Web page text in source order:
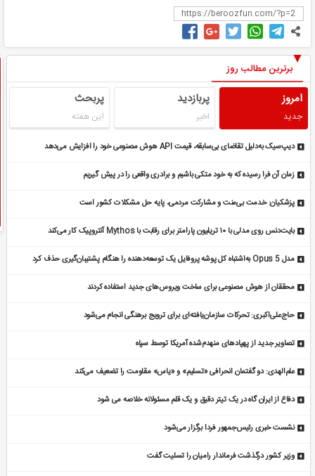
برترین مطالب روز
امروز
جدید
پربازدید
اخیر
پربحث
این هفته
دیپ‌سیک به‌دلیل تقاضای بی‌سابقه، قیمت API هوش مصنوعی خود را افزایش می‌دهد
زمان آن فرا رسیده که به خود متکی باشیم و برادری واقعی را در پیش گیریم
پزشکیان: خدمت بی‌منت و مشارکت مردمی، پایه حل مشکلات کشور است
بایت‌دنس روی مدلی با ۱۰ تریلیون پارامتر برای رقابت با Mythos آنتروپیک کار می‌کند
مدل Opus 5 به‌اشتباه کل پوشه پروفایل یک توسعه‌دهنده را هنگام پشتیبان‌گیری حذف کرد
محققان از هوش مصنوعی برای ساخت ویروس‌های جدید استفاده کردند
حاج‌علی‌اکبری: تحرکات سازمان‌یافته‌ای برای ترویج برهنگی انجام می‌شود
تصاویر جدید از پهپادهای منهدم‌شده آمریکا توسط سپاه
علم‌الهدی: دو گفتمان انحرافی «تسلیم» و «یاس» مقاومت را تضعیف می‌کند
دفاع از ایران گاه در یک تیتر دقیق و یک قلم مسئولانه خلاصه می شود
نشست خبری رئیس‌جمهور فردا برگزار می‌شود
وزیر کشور درگذشت فرماندار رامیان را تسلیت گفت